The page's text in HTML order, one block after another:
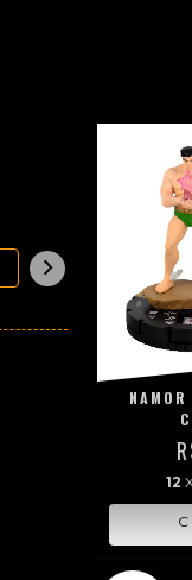
12